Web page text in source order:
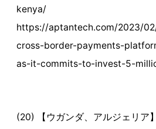
kenya/
https://aptantech.com/2023/
cross-border-payments-
as-it-commits-to-invest-5-
(20) 【ウガンダ、アルジェリア